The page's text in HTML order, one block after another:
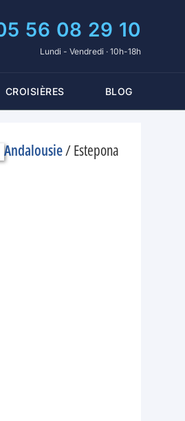
56 08 29 10
Lundi - Vendredi · 10h-18h
CROISIÈRES BLOG
Andalousie/Estepona